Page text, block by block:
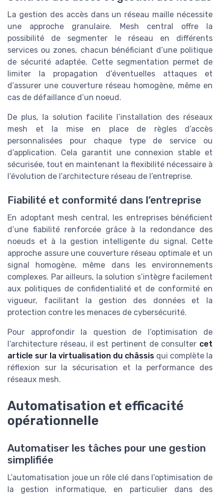
La gestion des accès dans un réseau maille nécessite
une approche granulaire. Mesh central offre la
possibilité de segmenter le réseau en différents
services ou zones, chacun bénéficiant d’une politique
de sécurité adaptée. Cette segmentation permet de
limiter la propagation d’éventuelles attaques et
d’assurer une couverture réseau homogène, même en
cas de défaillance d’un noeud.
De plus, la solution facilite l’installation des réseaux
mesh et la mise en place de règles d’accès
personnalisées pour chaque type de service ou
d’application. Cela garantit une connexion stable et
sécurisée, tout en maintenant la flexibilité nécessaire à
l’évolution de l’architecture réseau de l’entreprise.
Fiabilité et conformité dans l’entreprise
En adoptant mesh central, les entreprises bénéficient
d’une fiabilité renforcée grâce à la redondance des
noeuds et à la gestion intelligente du signal. Cette
approche assure une couverture réseau optimale et un
signal homogène, même dans les environnements
complexes. Par ailleurs, la solution s’intègre facilement
aux politiques de confidentialité et de conformité en
vigueur, facilitant la gestion des données et la
protection contre les menaces de cybersécurité.
Pour approfondir la question de l’optimisation de
l’architecture réseau, il est pertinent de consulter cet
article sur la virtualisation du châssis qui complète la
réflexion sur la sécurisation et la performance des
réseaux mesh.
Automatisation et efficacité
opérationnelle
Automatiser les tâches pour une gestion
simplifiée
L’automatisation joue un rôle clé dans l’optimisation de
la gestion informatique, en particulier dans des